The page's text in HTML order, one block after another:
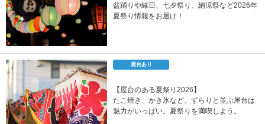
盆踊りや縁日、七夕祭り、納涼祭など2026年
夏祭り情報をお届け！
屋台あり
【屋台のある夏祭り2026】
たこ焼き、かき氷など、ずらりと並ぶ屋台は
魅力がいっぱい。夏祭りを満喫しよう。